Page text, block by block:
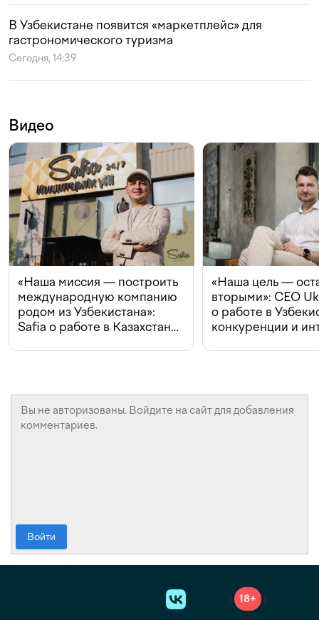
В Узбекистане появится «маркетплейс» для
гастрономического туризма
Сегодня, 14:39
Видео
«Наша миссия — построить
международную компанию
родом из Узбекистана»:
Safia о работе в Казахстане,
«Наша цель —
вторыми»: CEO
о работе в
конкуренции и
Войти
18+